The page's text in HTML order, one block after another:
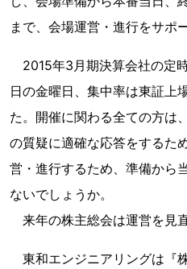
まで、会場運営・進行をサポ
2015年3月期決算会社の定
日の金曜日、集中率は東証上
た。開催に関わる全ての方は
の質疑に適確な応答をするた
営・進行するため、準備から
ないでしょうか。
来年の株主総会は運営を見
東和エンジニアリングは『